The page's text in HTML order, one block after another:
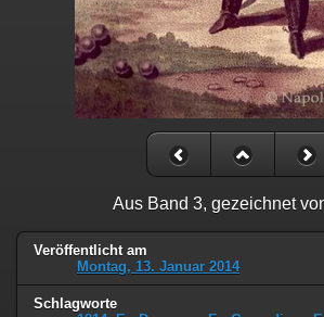
Aus Band 3, gezeichnet
Veröffentlicht am
Montag, 13. Januar 2014
Schlagworte